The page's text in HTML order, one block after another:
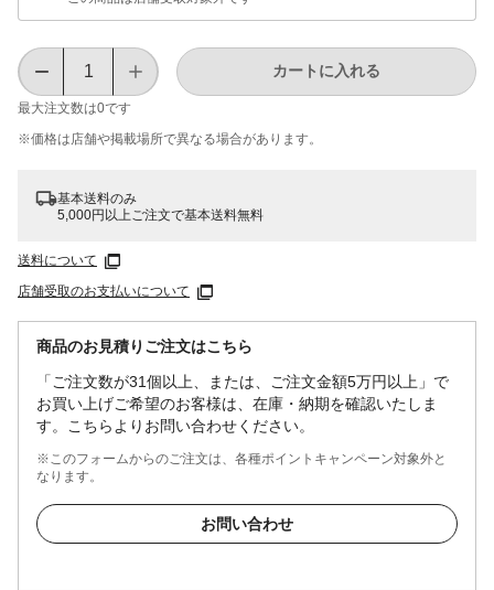
最大注文数は0です
カートに入れる
※価格は​店舗や​掲載場所で​異なる​場合が​あります。
基本送料のみ
5,000円以上ご注文で基本送料無料
送料について
店舗受取のお支払いについて
商品のお見積りご注文はこちら
「ご注文数が31個以上、または、ご注文金額5万円以上」で
お買い上げご希望のお客様は、在庫・納期を確認いたしま
す。こちらよりお問い合わせください。
※このフォームからのご注文は、各種ポイントキャンペーン対象外と
なります。
お問い合わせ